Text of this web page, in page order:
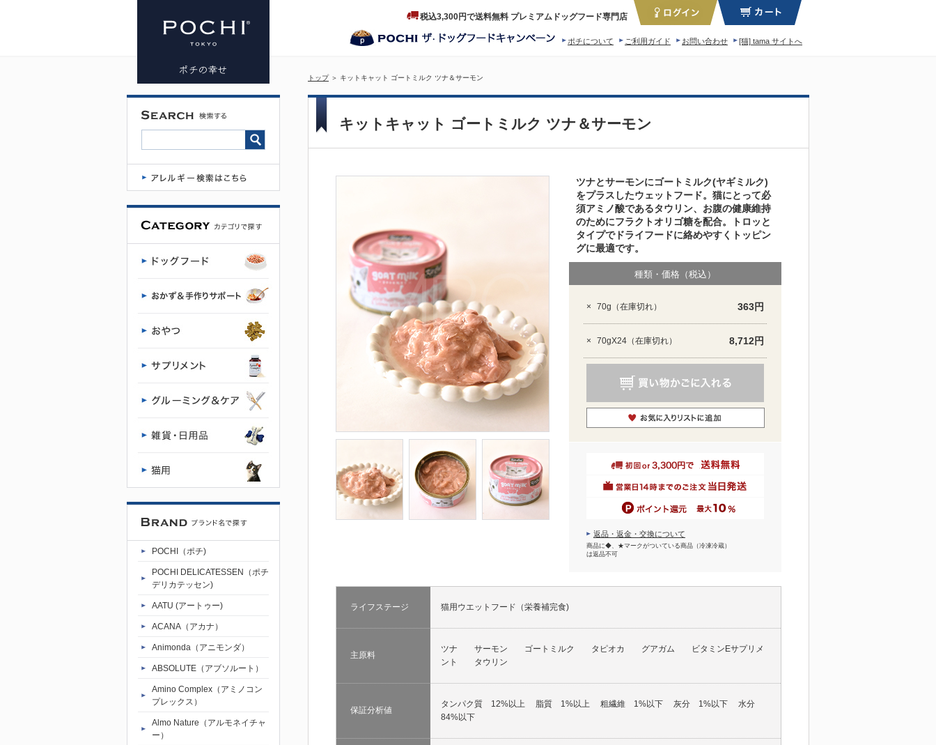
キットキャ
ット ゴート
ミルク ツナ
＆サーモン |
プレミアム
ドッグフー
ド専門店・
通販 POCHI
- ポチ公式サ
イト
税込3,300円で送料無料 プレミアムドッグフード専門店
[猫] tama サイトへ
お問い合わせ
ご利用ガイド
ポチについて
トップ＞ キットキャット ゴートミルク ツナ＆サーモン
POCHI（ポチ)
POCHI DELICATESSEN（ポチ
デリカテッセン)
AATU (アートゥー)
ACANA（アカナ）
Animonda（アニモンダ）
ABSOLUTE（アブソルート）
Amino Complex（アミノコン
プレックス）
Almo Nature（アルモネイチャ
ー）
キットキャット ゴートミルク ツナ＆サーモン
ツナとサーモンにゴートミルク(ヤギミルク)
をプラスしたウェットフード。猫にとって必
須アミノ酸であるタウリン、お腹の健康維持
のためにフラクトオリゴ糖を配合。トロッと
タイプでドライフードに絡めやすくトッピン
グに最適です。
種類・価格（税込）
× 70g （在庫切れ） 363円
× 70gX24 （在庫切れ） 8,712円
返品・返金・交換について
商品に◆、★マークがついている商品（冷凍冷蔵）
は返品不可
ライフステージ 猫用ウエットフード（栄養補完食)
主原料
ツナ サーモン ゴートミルク タピオカ グアガム ビタミンEサプリメ
ント タウリン
保証分析値
タンパク質 12%以上 脂質 1%以上 粗繊維 1%以下 灰分 1%以下 水分
84%以下